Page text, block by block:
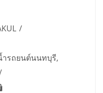
รถยนต์นนทบุรี,